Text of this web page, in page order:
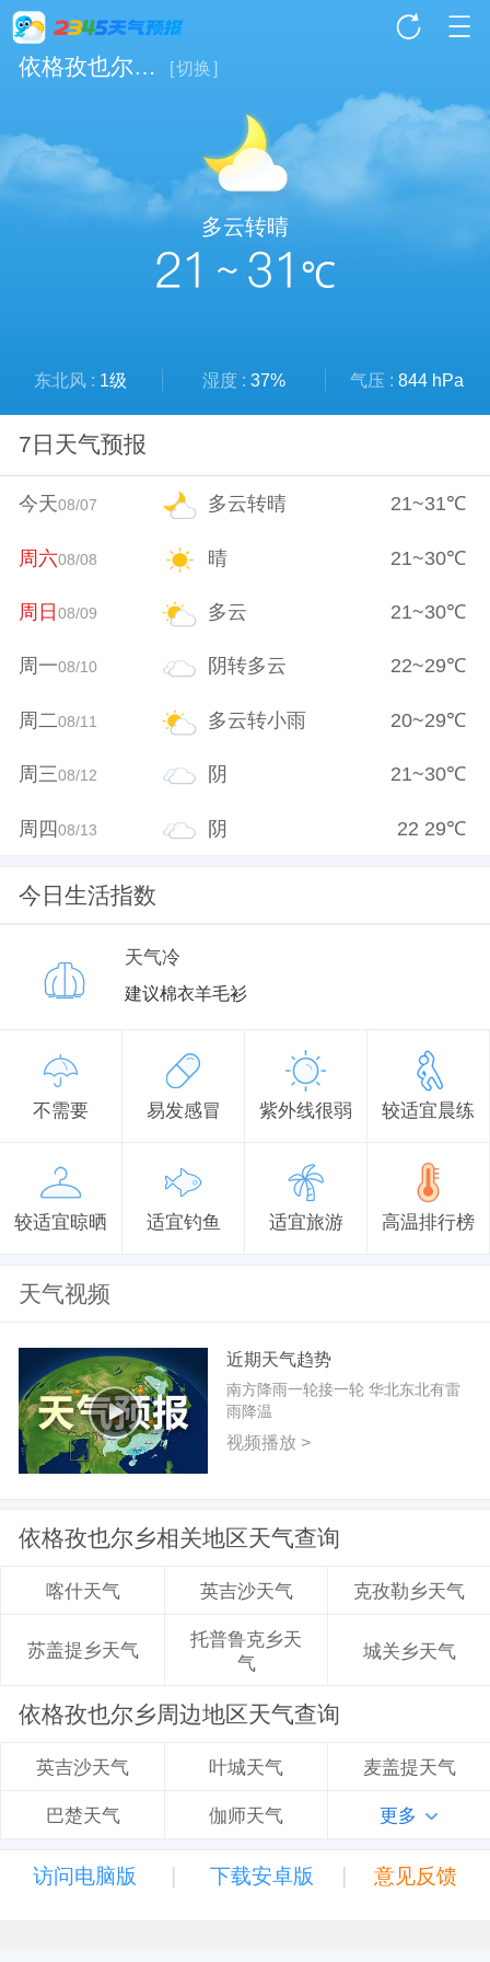
依格孜也尔乡天气 [切换]
多云转晴
21 ~ 31 ℃
东北风 : 1级 湿度 : 37% 气压 : 844 hPa
7日天气预报
今天08/07 多云转晴 21~31℃
周六08/08 晴 21~30℃
周日08/09 多云 21~30℃
周一08/10 阴转多云 22~29℃
周二08/11 多云转小雨 20~29℃
周三08/12 阴 21~30℃
周四08/13 阴 22 29℃
今日生活指数
天气冷
建议棉衣羊毛衫
不需要 易发感冒 紫外线很弱 较适宜晨练
较适宜晾晒 适宜钓鱼 适宜旅游 高温排行榜
天气视频
近期天气趋势
南方降雨一轮接一轮 华北东北有雷
雨降温
视频播放 >
依格孜也尔乡相关地区天气查询
喀什天气 英吉沙天气 克孜勒乡天气
苏盖提乡天气
托普鲁克乡天
气
城关乡天气
依格孜也尔乡周边地区天气查询
英吉沙天气 叶城天气 麦盖提天气
巴楚天气 伽师天气 更多
访问电脑版 | 下载安卓版 | 意见反馈